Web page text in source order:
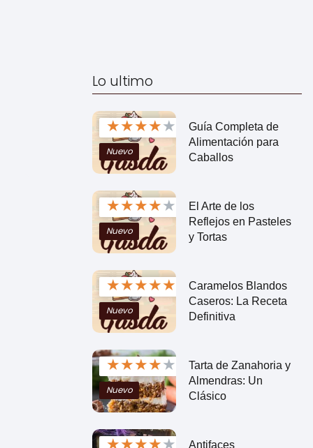
Lo ultimo
★★★★★
Nuevo
Guía Completa de
Alimentación para
Caballos
★★★★★
Nuevo
El Arte de los
Reflejos en Pasteles
y Tortas
★★★★★
Nuevo
Caramelos Blandos
Caseros: La Receta
Definitiva
★★★★★
Nuevo
Tarta de Zanahoria y
Almendras: Un
Clásico
Antifaces